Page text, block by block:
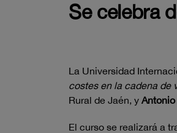
Se celebra
La Universidad
costes en la cadena de
Rural de Jaén, y Antonio
El curso se realizará a